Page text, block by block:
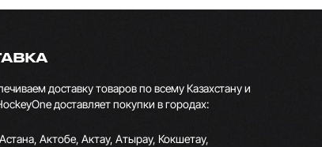
доставку товаров по всему Казахстану и
доставляет покупки в городах:
Актобе, Актау, Атырау, Кокшетау,